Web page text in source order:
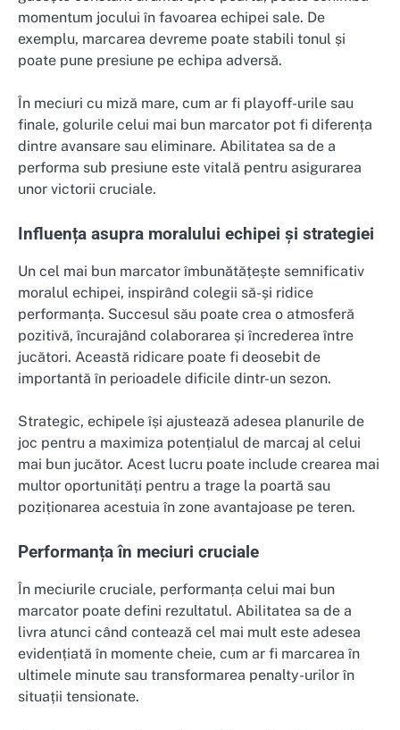
momentum jocului în favoarea echipei sale. De
exemplu, marcarea devreme poate stabili tonul și
poate pune presiune pe echipa adversă.
În meciuri cu miză mare, cum ar fi playoff-urile sau
finale, golurile celui mai bun marcator pot fi diferența
dintre avansare sau eliminare. Abilitatea sa de a
performa sub presiune este vitală pentru asigurarea
unor victorii cruciale.
Influența asupra moralului echipei și strategiei
Un cel mai bun marcator îmbunătățește semnificativ
moralul echipei, inspirând colegii să-și ridice
performanța. Succesul său poate crea o atmosferă
pozitivă, încurajând colaborarea și încrederea între
jucători. Această ridicare poate fi deosebit de
importantă în perioadele dificile dintr-un sezon.
Strategic, echipele își ajustează adesea planurile de
joc pentru a maximiza potențialul de marcaj al celui
mai bun jucător. Acest lucru poate include crearea mai
multor oportunități pentru a trage la poartă sau
poziționarea acestuia în zone avantajoase pe teren.
Performanța în meciuri cruciale
În meciurile cruciale, performanța celui mai bun
marcator poate defini rezultatul. Abilitatea sa de a
livra atunci când contează cel mai mult este adesea
evidențiată în momente cheie, cum ar fi marcarea în
ultimele minute sau transformarea penalty-urilor în
situații tensionate.